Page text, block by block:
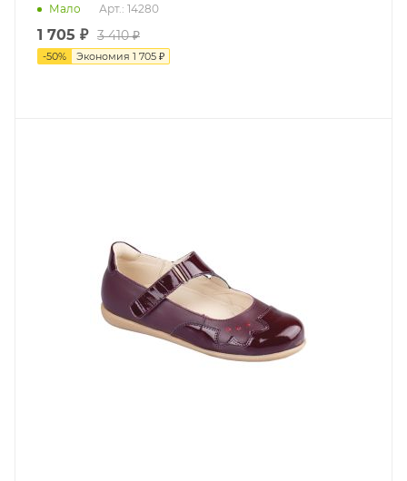
Мало Арт.: 14280
1 705 ₽ 3 410 ₽
-50% Экономия 1 705 ₽